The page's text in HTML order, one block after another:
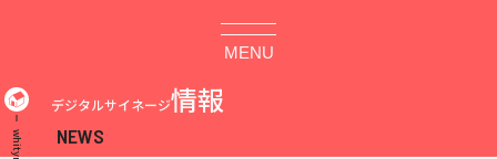
MENU
デジタルサイネージ情報